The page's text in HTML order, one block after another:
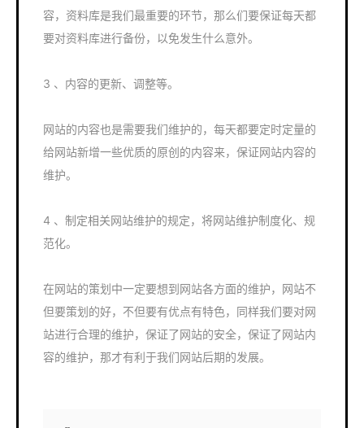
容，资料库是我们最重要的环节，那么们要保证每天都
要对资料库进行备份，以免发生什么意外。
3 、内容的更新、调整等。
网站的内容也是需要我们维护的，每天都要定时定量的
给网站新增一些优质的原创的内容来，保证网站内容的
维护。
4 、制定相关网站维护的规定，将网站维护制度化、规
范化。
在网站的策划中一定要想到网站各方面的维护，网站不
但要策划的好，不但要有优点有特色，同样我们要对网
站进行合理的维护，保证了网站的安全，保证了网站内
容的维护，那才有利于我们网站后期的发展。